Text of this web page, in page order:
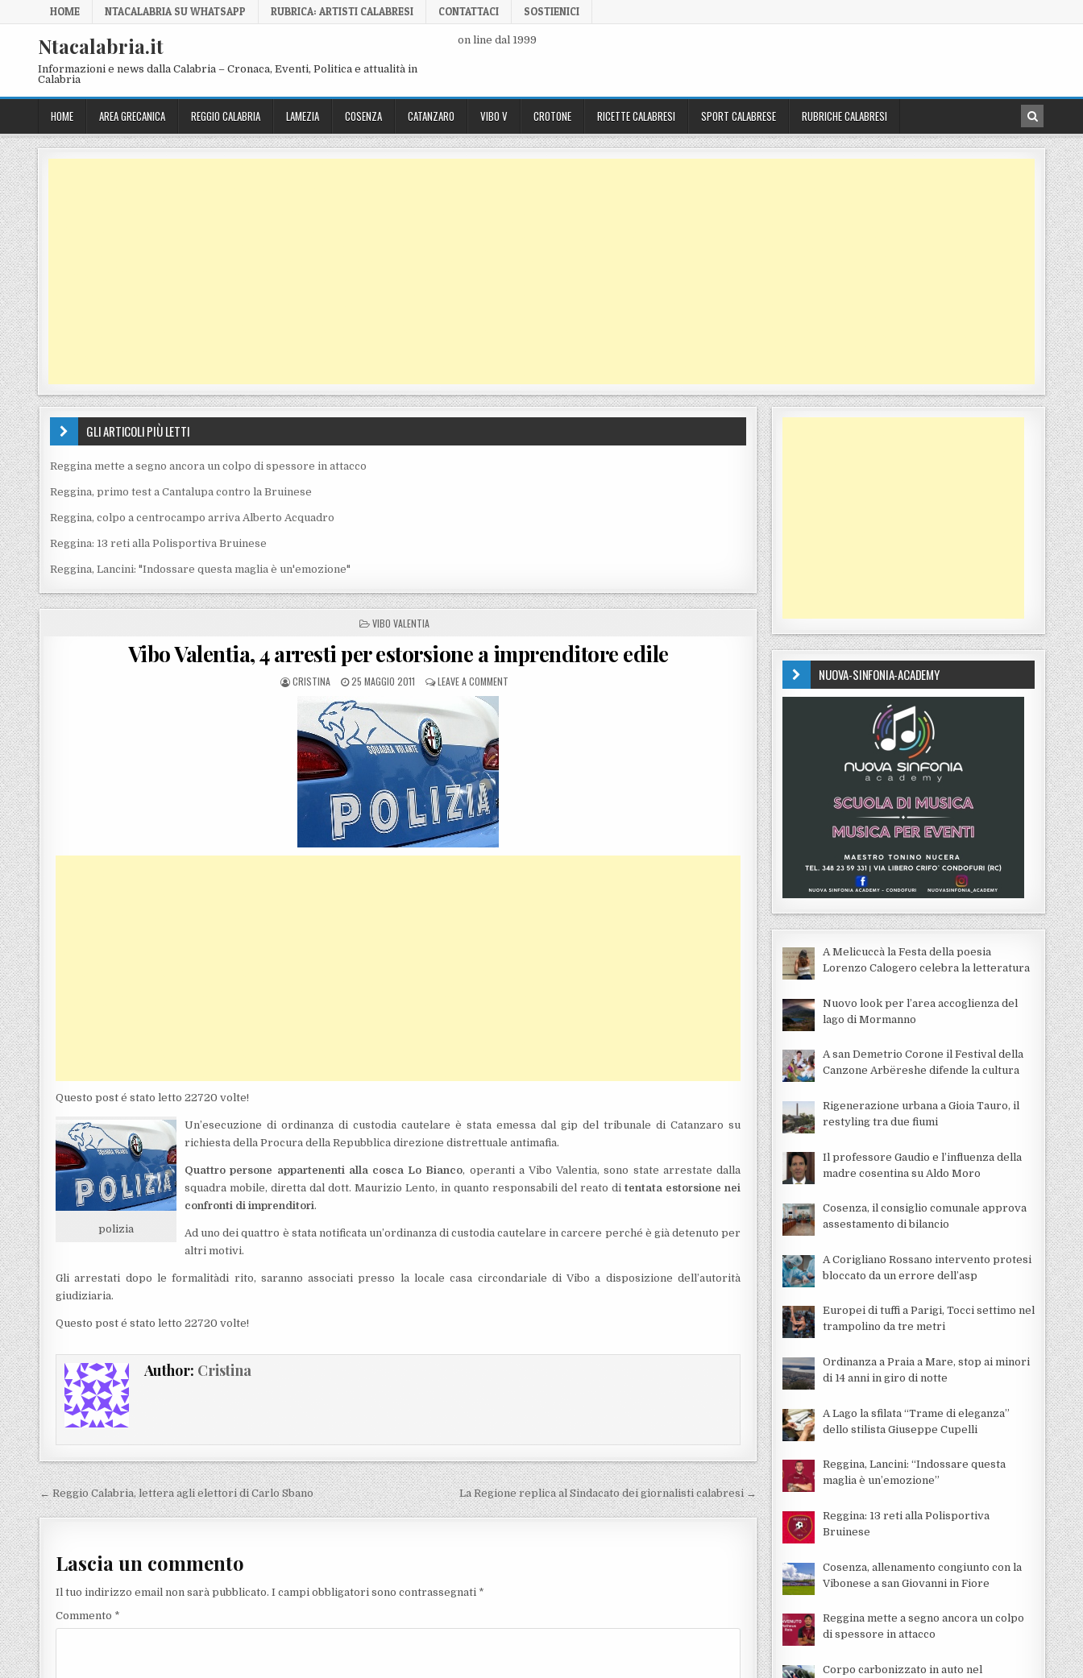
Skip to content
HOME NTACALABRIA SU WHATSAPP RUBRICA: ARTISTI CALABRESI CONTATTACI SOSTIENICI
Ntacalabria.it
Informazioni e news dalla Calabria – Cronaca, Eventi, Politica e attualità in
Calabria
on line dal 1999
HOME AREA GRECANICA REGGIO CALABRIA LAMEZIA COSENZA CATANZARO VIBO V CROTONE RICETTE CALABRESI SPORT CALABRESE RUBRICHE CALABRESI
GLI ARTICOLI PIÙ LETTI
Reggina mette a segno ancora un colpo di spessore in attacco
Reggina, primo test a Cantalupa contro la Bruinese
Reggina, colpo a centrocampo arriva Alberto Acquadro
Reggina: 13 reti alla Polisportiva Bruinese
Reggina, Lancini: "Indossare questa maglia è un'emozione"
POSTED IN
VIBO VALENTIA
Vibo Valentia, 4 arresti per estorsione a imprenditore edile
POSTED BY
CRISTINA POSTED ON
25 MAGGIO 2011 LEAVE A COMMENTON VIBO VALENTIA, 4 ARRESTI PER ESTORSIONE A IMPRENDITORE EDILE
Questo post é stato letto 22720 volte!
polizia
Un’esecuzione di ordinanza di custodia cautelare è stata emessa dal gip del tribunale di Catanzaro su
richiesta della Procura della Repubblica direzione distrettuale antimafia.
Quattro persone appartenenti alla cosca Lo Bianco, operanti a Vibo Valentia, sono state arrestate dalla
squadra mobile, diretta dal dott. Maurizio Lento, in quanto responsabili del reato ditentata estorsione nei
confronti di imprenditori.
Ad uno dei quattro è stata notificata un’ordinanza di custodia cautelare in carcere perché è già detenuto per
altri motivi.
Gli arrestati dopo le formalitàdi rito, saranno associati presso la locale casa circondariale di Vibo a disposizione dell’autorità
giudiziaria.
Questo post é stato letto 22720 volte!
Author: Cristina
Navigazione articoli
← Reggio Calabria, lettera agli elettori di Carlo Sbano La Regione replica al Sindacato dei giornalisti calabresi →
Lascia un commento
Il tuo indirizzo email non sarà pubblicato. I campi obbligatori sono contrassegnati *
Commento *
NUOVA-SINFONIA-ACADEMY
A Melicuccà la Festa della poesia
Lorenzo Calogero celebra la letteratura
Nuovo look per l’area accoglienza del
lago di Mormanno
A san Demetrio Corone il Festival della
Canzone Arbëreshe difende la cultura
Rigenerazione urbana a Gioia Tauro, il
restyling tra due fiumi
Il professore Gaudio e l’influenza della
madre cosentina su Aldo Moro
Cosenza, il consiglio comunale approva
assestamento di bilancio
A Corigliano Rossano intervento protesi
bloccato da un errore dell’asp
Europei di tuffi a Parigi, Tocci settimo nel
trampolino da tre metri
Ordinanza a Praia a Mare, stop ai minori
di 14 anni in giro di notte
A Lago la sfilata “Trame di eleganza”
dello stilista Giuseppe Cupelli
Reggina, Lancini: “Indossare questa
maglia è un’emozione”
Reggina: 13 reti alla Polisportiva
Bruinese
Cosenza, allenamento congiunto con la
Vibonese a san Giovanni in Fiore
Reggina mette a segno ancora un colpo
di spessore in attacco
Corpo carbonizzato in auto nel